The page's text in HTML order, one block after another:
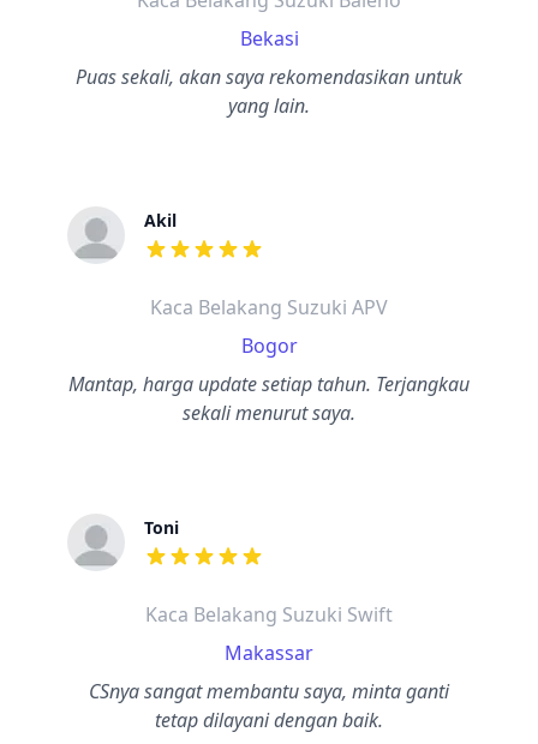
Bekasi
Puas sekali, akan saya rekomendasikan untuk
yang lain.
Akil
dari ulasan adalah bintang lima
Kaca Belakang Suzuki APV
Bogor
Mantap, harga update setiap tahun. Terjangkau
sekali menurut saya.
Toni
dari ulasan adalah bintang lima
Kaca Belakang Suzuki Swift
Makassar
CSnya sangat membantu saya, minta ganti
tetap dilayani dengan baik.